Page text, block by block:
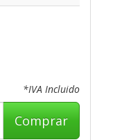
*IVA Incluido
Comprar